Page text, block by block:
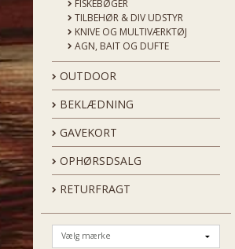
FISKEBØGER
TILBEHØR & DIV UDSTYR
KNIVE OG MULTIVÆRKTØJ
AGN, BAIT OG DUFTE
OUTDOOR
BEKLÆDNING
GAVEKORT
OPHØRSDSALG
RETURFRAGT